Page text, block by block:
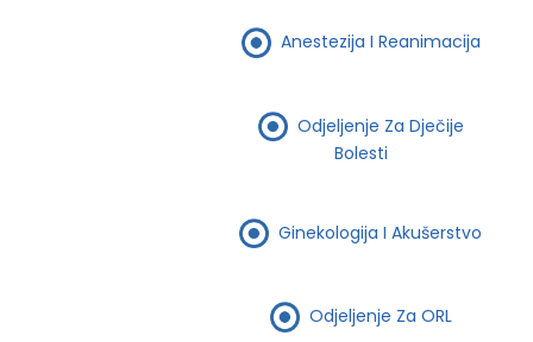
Anestezija I Reanimacija
Odjeljenje Za Dječije
Bolesti
Ginekologija I Akušerstvo
Odjeljenje Za ORL